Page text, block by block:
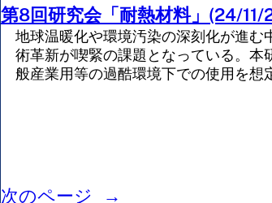
第8回研究会「耐熱材料」(24/11/
地球温暖化や環境汚染の深刻化が進
術革新が喫緊の課題となっている。
般産業用等の過酷環境下での使用を想
次のページ →